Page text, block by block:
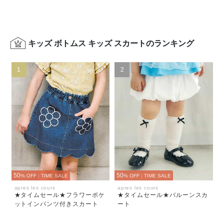
キッズ ボトムス キッズ スカートのランキング
1
50% OFF | TIME SALE
apres les cours
★タイムセール★フラワーポケ
ットインパンツ付きスカート
2
50% OFF | TIME SALE
apres les cours
★タイムセール★バルーンスカ
ート